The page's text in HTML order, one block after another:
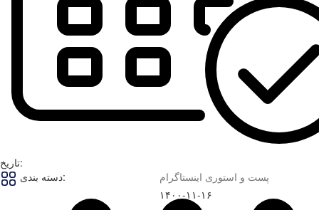
تاریخ:
دسته بندی: پست و استوری اینستاگرام
۱۴۰۰-۱۱-۱۶